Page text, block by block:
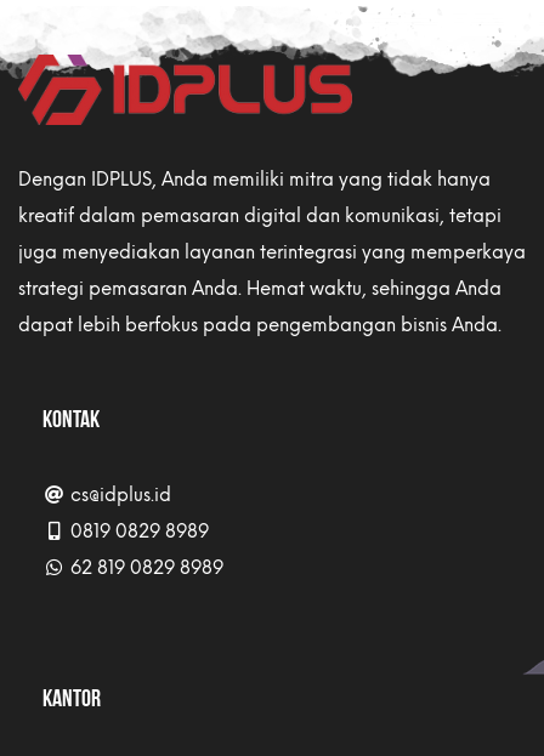
Dengan IDPLUS, Anda memiliki mitra yang tidak hanya
kreatif dalam pemasaran digital dan komunikasi, tetapi
juga menyediakan layanan terintegrasi yang memperkaya
strategi pemasaran Anda. Hemat waktu, sehingga Anda
dapat lebih berfokus pada pengembangan bisnis Anda.
KONTAK
cs@idplus.id
0819 0829 8989
62 819 0829 8989
KANTOR